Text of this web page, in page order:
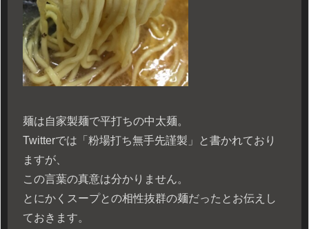
麺は自家製麺で平打ちの中太麺。
Twitterでは「粉場打ち無手先謹製」と書かれており
ますが、
この言葉の真意は分かりません。
とにかくスープとの相性抜群の麺だったとお伝えし
ておきます。